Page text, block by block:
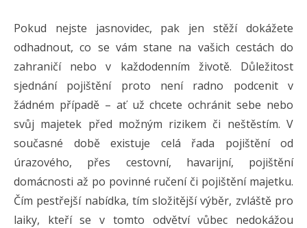
Pokud nejste jasnovidec, pak jen stěží dokážete
odhadnout, co se vám stane na vašich cestách do
zahraničí nebo v každodenním životě. Důležitost
sjednání pojištění proto není radno podcenit v
žádném případě – ať už chcete ochránit sebe nebo
svůj majetek před možným rizikem či neštěstím. V
současné době existuje celá řada pojištění od
úrazového, přes cestovní, havarijní, pojištění
domácnosti až po povinné ručení či pojištění majetku.
Čím pestřejší nabídka, tím složitější výběr, zvláště pro
laiky, kteří se v tomto odvětví vůbec nedokážou